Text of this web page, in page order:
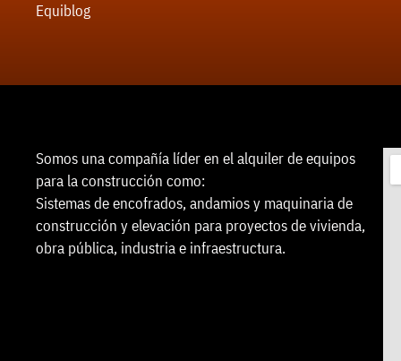
Equiblog
Somos una compañía líder en el alquiler de equipos
para la construcción como:
Sistemas de encofrados, andamios y maquinaria de
construcción y elevación para proyectos de vivienda,
obra pública, industria e infraestructura.